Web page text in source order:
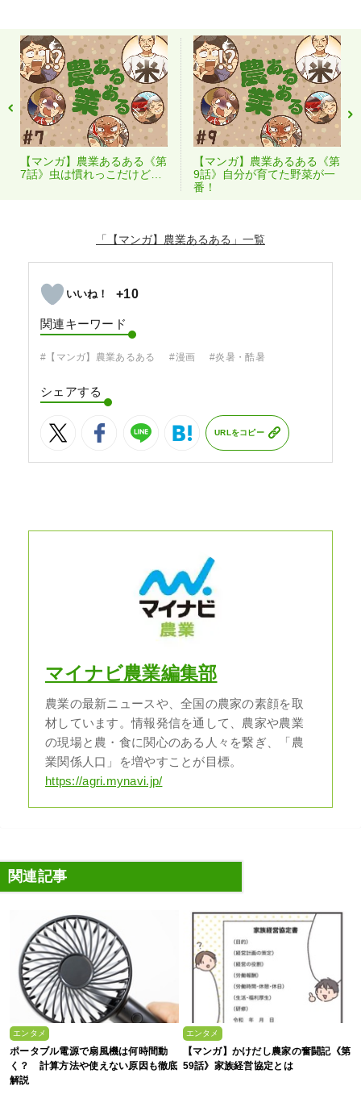
【マンガ】農業あるある《第
7話》虫は慣れっこだけど…
【マンガ】農業あるある《第
9話》自分が育てた野菜が一
番！
「【マンガ】農業あるある」
+10
関連キーワード
#【マンガ】農業あるある #漫画 #炎暑・酷暑
シェアする
URLをコピー
マイナビ農業編集部
農業の最新ニュースや、全国の農家の素顔を取
材しています。情報発信を通して、農家や農業
の現場と農・食に関心のある人々を繋ぎ、「農
業関係人口」を増やすことが目標。
https://agri.mynavi.jp/
関連記事
エンタメ
ポータブル電源で扇風機は何時間動
く？ 計算方法や使えない原因も徹底
解説
エンタメ
【マンガ】かけだし農家の奮闘記《第
59話》家族経営協定とは